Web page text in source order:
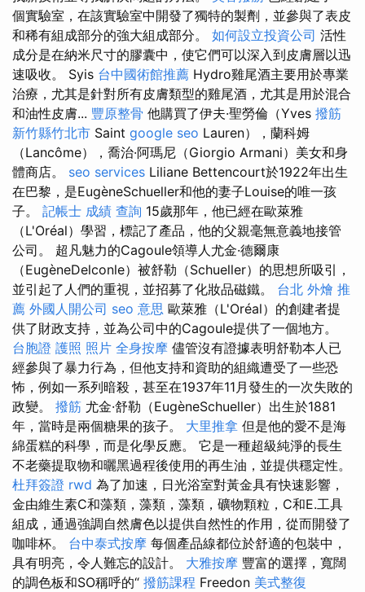
個實驗室，在該實驗室中開發了獨特的製劑，並參與了表皮
和稀有組成部分的強大組成部分。 如何設立投資公司 活性
成分是在納米尺寸的膠囊中，使它們可以深入到皮膚層以迅
速吸收。 Syis 台中國術館推薦 Hydro雞尾酒主要用於專業
治療，尤其是針對所有皮膚類型的雞尾酒，尤其是用於混合
和油性皮膚... 豐原整骨 他購買了伊夫·聖勞倫（Yves 撥筋
新竹縣竹北市 Saint google seo Lauren），蘭科姆
（Lancôme），喬治·阿瑪尼（Giorgio Armani）美女和身
體商店。 seo services Liliane Bettencourt於1922年出生
在巴黎，是EugèneSchueller和他的妻子Louise的唯一孩
子。 記帳士 成績 查詢 15歲那年，他已經在歐萊雅
（L'Oréal）學習，標記了產品，他的父親毫無意義地接管
公司。 超凡魅力的Cagoule領導人尤金·德爾康
（EugèneDelconle）被舒勒（Schueller）的思想所吸引，
並引起了人們的重視，並招募了化妝品磁鐵。 台北 外燴 推
薦 外國人開公司 seo 意思 歐萊雅（L'Oréal）的創建者提
供了財政支持，並為公司中的Cagoule提供了一個地方。
台胞證 護照 照片 全身按摩 儘管沒有證據表明舒勒本人已
經參與了暴力行為，但他支持和資助的組織遭受了一些恐
怖，例如一系列暗殺，甚至在1937年11月發生的一次失敗的
政變。 撥筋 尤金·舒勒（EugèneSchueller）出生於1881
年，當時是兩個糖果的孩子。 大里推拿 但是他的愛不是海
綿蛋糕的科學，而是化學反應。 它是一種超級純淨的長生
不老藥提取物和曬黑過程後使用的再生油，並提供穩定性。
杜拜簽證 rwd 為了加速，日光浴室對黃金具有快速影響，
金由維生素C和藻類，藻類，藻類，礦物顆粒，C和E.工具
組成，通過強調自然膚色以提供自然性的作用，從而開發了
咖啡杯。 台中泰式按摩 每個產品線都位於舒適的包裝中，
具有明亮，令人難忘的設計。 大雅按摩 豐富的選擇，寬闊
的調色板和SO稱呼的“ 撥筋課程 Freedon 美式整復